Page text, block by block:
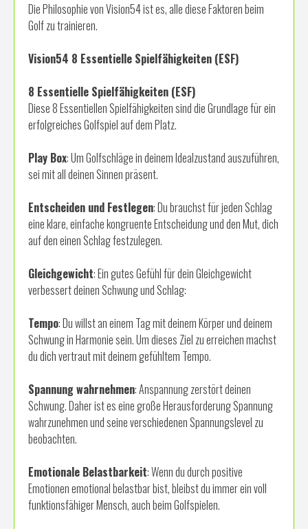
Die Philosophie von Vision54 ist es, alle diese Faktoren beim
Golf zu trainieren.
Vision54 8 Essentielle Spielfähigkeiten (ESF)
8 Essentielle Spielfähigkeiten (ESF)
Diese 8 Essentiellen Spielfähigkeiten sind die Grundlage für ein
erfolgreiches Golfspiel auf dem Platz.
Play Box: Um Golfschläge in deinem Idealzustand auszuführen,
sei mit all deinen Sinnen präsent.
Entscheiden und Festlegen: Du brauchst für jeden Schlag
eine klare, einfache kongruente Entscheidung und den Mut, dich
auf den einen Schlag festzulegen.
Gleichgewicht: Ein gutes Gefühl für dein Gleichgewicht
verbessert deinen Schwung und Schlag:
Tempo: Du willst an einem Tag mit deinem Körper und deinem
Schwung in Harmonie sein. Um dieses Ziel zu erreichen machst
du dich vertraut mit deinem gefühltem Tempo.
Spannung wahrnehmen: Anspannung zerstört deinen
Schwung. Daher ist es eine große Herausforderung Spannung
wahrzunehmen und seine verschiedenen Spannungslevel zu
beobachten.
Emotionale Belastbarkeit: Wenn du durch positive
Emotionen emotional belastbar bist, bleibst du immer ein voll
funktionsfähiger Mensch, auch beim Golfspielen.